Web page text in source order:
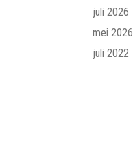
juli 2026
mei 2026
juli 2022